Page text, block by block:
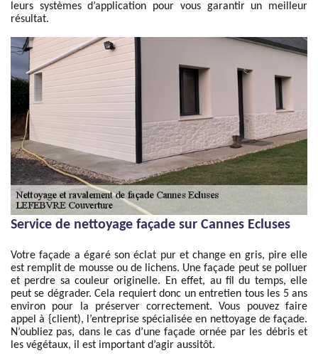
leurs systèmes d’application pour vous garantir un meilleur
résultat.
Service de nettoyage façade sur Cannes Ecluses
Votre façade a égaré son éclat pur et change en gris, pire elle
est remplit de mousse ou de lichens. Une façade peut se polluer
et perdre sa couleur originelle. En effet, au fil du temps, elle
peut se dégrader. Cela requiert donc un entretien tous les 5 ans
environ pour la préserver correctement. Vous pouvez faire
appel à {client), l’entreprise spécialisée en nettoyage de façade.
N’oubliez pas, dans le cas d’une façade ornée par les débris et
les végétaux, il est important d’agir aussitôt.